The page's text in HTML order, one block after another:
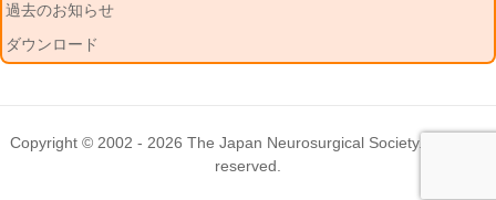
過去のお知らせ
ダウンロード
Copyright © 2002 - 2026 The Japan Neurosurgical Society. All rights
reserved.